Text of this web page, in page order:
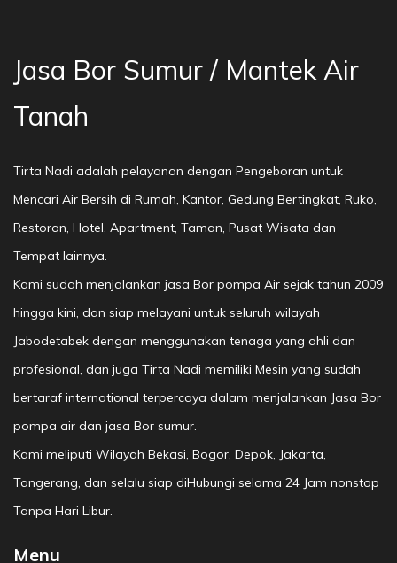
Jasa Bor Sumur / Mantek Air
Tanah
Tirta Nadi adalah pelayanan dengan Pengeboran untuk
Mencari Air Bersih di Rumah, Kantor, Gedung Bertingkat, Ruko,
Restoran, Hotel, Apartment, Taman, Pusat Wisata dan
Tempat lainnya.
Kami sudah menjalankan jasa Bor pompa Air sejak tahun 2009
hingga kini, dan siap melayani untuk seluruh wilayah
Jabodetabek dengan menggunakan tenaga yang ahli dan
profesional, dan juga Tirta Nadi memiliki Mesin yang sudah
bertaraf international terpercaya dalam menjalankan Jasa Bor
pompa air dan jasa Bor sumur.
Kami meliputi Wilayah Bekasi, Bogor, Depok, Jakarta,
Tangerang, dan selalu siap diHubungi selama 24 Jam nonstop
Tanpa Hari Libur.
Menu